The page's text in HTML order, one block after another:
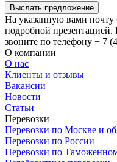
Выслать предложение
На указанную вами почту
подробной
звоните по телефону + 7
О компании
О нас
Клиенты и отзывы
Вакансии
Новости
Статьи
Перевозки
Перевозки по Москве и
Перевозки по России
Перевозки по